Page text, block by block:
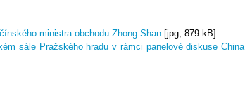
ministra obchodu Zhong Shan [jpg, 879 kB]
sále Pražského hradu v rámci panelové diskuse China